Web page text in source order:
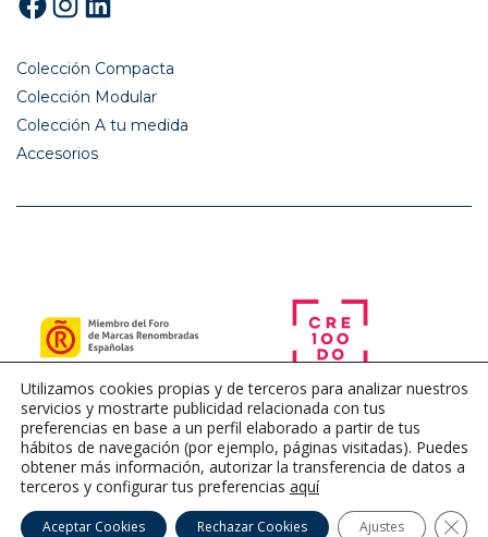
Colección Compacta
Colección Modular
Colección A tu medida
Accesorios
Utilizamos cookies propias y de terceros para analizar nuestros
servicios y mostrarte publicidad relacionada con tus
preferencias en base a un perfil elaborado a partir de tus
hábitos de navegación (por ejemplo, páginas visitadas). Puedes
obtener más información, autorizar la transferencia de datos a
terceros y configurar tus preferencias aquí
Aceptar Cookies Rechazar Cookies Ajustes